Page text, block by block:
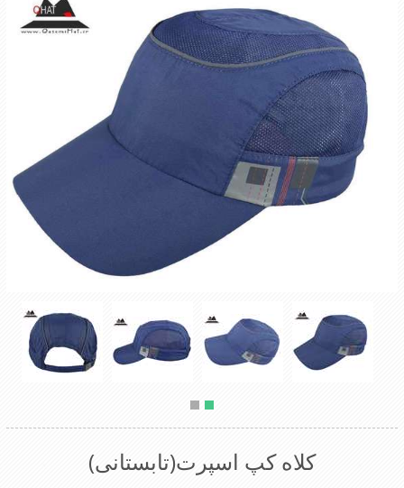
کلاه کپ اسپرت(تابستانی)